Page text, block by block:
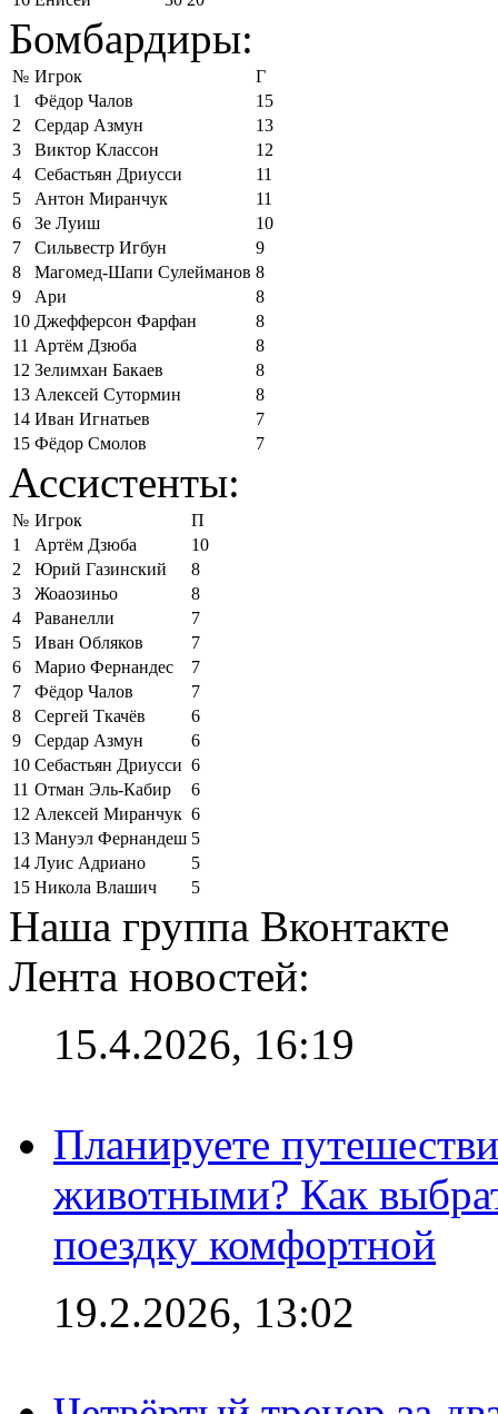
Бомбардиры:
№ Игрок
Г
1
Фёдор Чалов
15
2
Сердар Азмун
13
3
Виктор Классон
12
4
Себастьян Дриусси
11
5
Антон Миранчук
11
6
Зе Луиш
10
7
Сильвестр Игбун
9
8
Магомед-Шапи Сулейманов 8
9
Ари
8
10 Джефферсон Фарфан
8
11 Артём Дзюба
8
12 Зелимхан Бакаев
8
13 Алексей Сутормин
8
14 Иван Игнатьев
7
15 Фёдор Смолов 7
Ассистенты:
№ Игрок
П
1
Артём Дзюба
10
2
Юрий Газинский
8
3
Жоаозиньо
8
4
Раванелли
7
5
Иван Обляков
7
6
Марио Фернандес
7
7
Фёдор Чалов
7
8
Сергей Ткачёв
6
9
Сердар Азмун
6
10 Себастьян Дриусси 6
11 Отман Эль-Кабир
6
12 Алексей Миранчук 6
13 Мануэл Фернандеш 5
14 Луис Адриано
5
15 Никола Влашич 5
Наша группа Вконтакте
Лента новостей:
15.4.2026, 16:19
Планируете
животными? Как
поездку комфортной
19.2.2026, 13:02